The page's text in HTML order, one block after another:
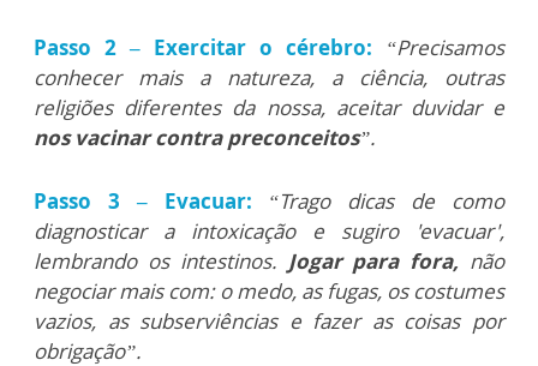
Passo 2 – Exercitar o cérebro:
“Precisamos
conhecer mais a natureza, a ciência, outras
religiões diferentes da nossa, aceitar duvidar e
nos vacinar contra preconceitos”.
Passo 3 – Evacuar:
“Trago dicas de como
diagnosticar a intoxicação e sugiro 'evacuar',
lembrando os intestinos. Jogar para fora, não
negociar mais com: o medo, as fugas, os costumes
vazios, as subserviências e fazer as coisas por
obrigação”.